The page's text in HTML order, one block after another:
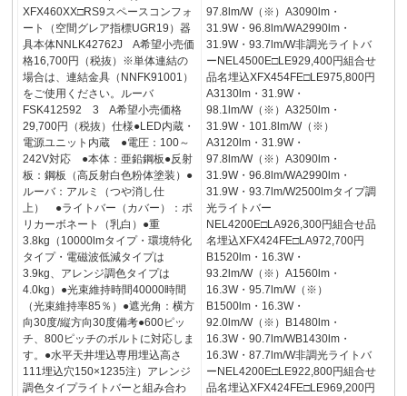
XFX460XX□RS9スペースコンフォ
ート（空間グレア指標UGR19）器
具本体NNLK42762J A希望小売価
格16,700円（税抜）※単体連結の
場合は、連結金具（NNFK91001）
をご使用ください。ルーバ
FSK412592 3 A希望小売価格
29,700円（税抜）仕様●LED内蔵・
電源ユニット内蔵 ●電圧：100～
242V対応 ●本体：亜鉛鋼板●反射
板：鋼板（高反射白色粉体塗装）●
ルーバ：アルミ（つや消し仕
上） ●ライトバー（カバー）：ポ
リカーボネート（乳白）●重
3.8kg（10000lmタイプ・環境特化
タイプ・電磁波低減タイプは
3.9kg、アレンジ調色タイプは
4.0kg）●光束維持時間40000時間
（光束維持率85％）●遮光角：横方
向30度/縦方向30度備考●600ピッ
チ、800ピッチのボルトに対応しま
す。●水平天井埋込専用埋込高さ
111埋込穴150×1235注）アレンジ
調色タイプライトバーと組み合わ
97.8lm/W（※）A3090lm・
31.9W・96.8lm/WA2990lm・
31.9W・93.7lm/W非調光ライトバ
ーNEL4500E□LE929,400円組合せ
品名埋込XFX454FE□LE975,800円
A3130lm・31.9W・
98.1lm/W（※）A3250lm・
31.9W・101.8lm/W（※）
A3120lm・31.9W・
97.8lm/W（※）A3090lm・
31.9W・96.8lm/WA2990lm・
31.9W・93.7lm/W2500lmタイプ調
光ライトバー
NEL4200E□LA926,300円組合せ品
名埋込XFX424FE□LA972,700円
B1520lm・16.3W・
93.2lm/W（※）A1560lm・
16.3W・95.7lm/W（※）
B1500lm・16.3W・
92.0lm/W（※）B1480lm・
16.3W・90.7lm/WB1430lm・
16.3W・87.7lm/W非調光ライトバ
ーNEL4200E□LE922,800円組合せ
品名埋込XFX424FE□LE969,200円